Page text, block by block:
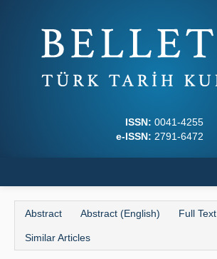
ISSN: 0041-4255
e-ISSN: 2791-6472
Journal Boards
Abstract Abstract (English) Full Text
Similar Articles